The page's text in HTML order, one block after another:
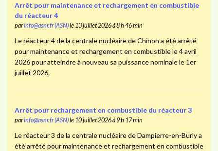
Arrêt pour maintenance et rechargement en combustible
du réacteur 4
parinfo@asnr.fr (ASN)le 13 juillet 2026 à 8 h 46 min
Le réacteur 4 de la centrale nucléaire de Chinon a été arrêté
pour maintenance et rechargement en combustible le 4 avril
2026 pour atteindre à nouveau sa puissance nominale le 1er
juillet 2026.
Arrêt pour rechargement en combustible du réacteur 3
parinfo@asnr.fr (ASN)le 10 juillet 2026 à 9 h 17 min
Le réacteur 3 de la centrale nucléaire de Dampierre-en-Burly a
été arrêté pour maintenance et rechargement en combustible